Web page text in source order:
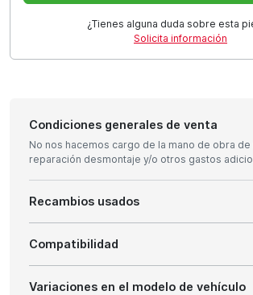
¿Tienes alguna duda sobre esta
Solicita información
Condiciones generales de venta
No nos hacemos cargo de la mano de obra de
reparación desmontaje y/o otros gastos
Recambios usados
Compatibilidad
Variaciones en el modelo de vehículo